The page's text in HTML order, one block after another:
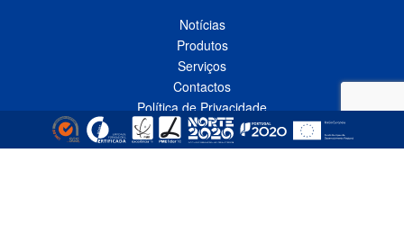
Notícias
Produtos
Serviços
Contactos
Política de Privacidade
Livro de Reclamações Online